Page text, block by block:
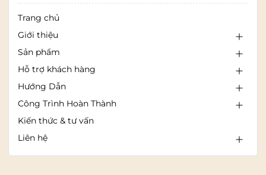
Trang chủ
Giới thiệu
Sản phẩm
Hỗ trợ khách hàng
Hướng Dẫn
Công Trình Hoàn Thành
Kiến thức & tư vấn
Liên hệ